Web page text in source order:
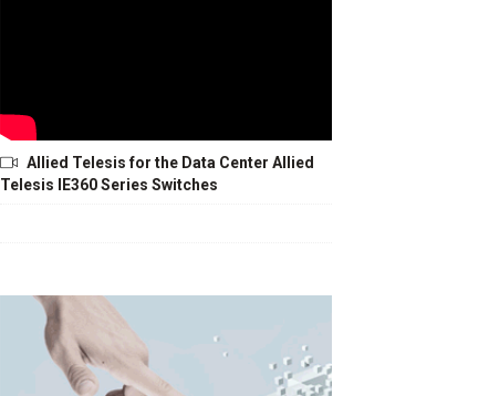
Allied Telesis for the Data Center Allied
Telesis IE360 Series Switches